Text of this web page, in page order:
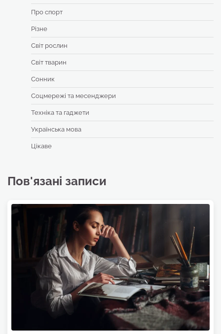
Про спорт
Різне
Світ рослин
Світ тварин
Сонник
Соцмережі та месенджери
Техніка та гаджети
Українська мова
Цікаве
Пов'язані записи